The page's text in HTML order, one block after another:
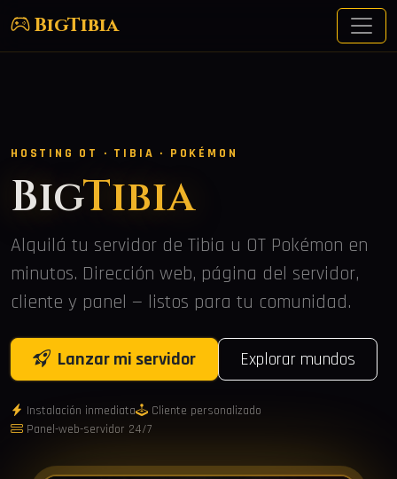
BigTibia
HOSTING OT · TIBIA · POKÉMON
BigTibia
Alquilá tu servidor de Tibia u OT Pokémon en
minutos. Dirección web, página del servidor,
cliente y panel — listos para tu comunidad.
Lanzar mi servidor Explorar mundos
Instalación inmediata
Cliente personalizado
Panel-web-servidor 24/7